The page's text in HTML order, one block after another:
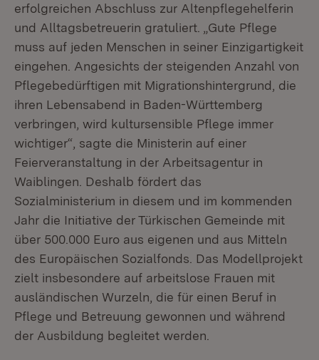
erfolgreichen Abschluss zur Altenpflegehelferin
und Alltagsbetreuerin gratuliert. „Gute Pflege
muss auf jeden Menschen in seiner Einzigartigkeit
eingehen. Angesichts der steigenden Anzahl von
Pflegebedürftigen mit Migrationshintergrund, die
ihren Lebensabend in Baden-Württemberg
verbringen, wird kultursensible Pflege immer
wichtiger“, sagte die Ministerin auf einer
Feierveranstaltung in der Arbeitsagentur in
Waiblingen. Deshalb fördert das
Sozialministerium in diesem und im kommenden
Jahr die Initiative der Türkischen Gemeinde mit
über 500.000 Euro aus eigenen und aus Mitteln
des Europäischen Sozialfonds. Das Modellprojekt
zielt insbesondere auf arbeitslose Frauen mit
ausländischen Wurzeln, die für einen Beruf in
Pflege und Betreuung gewonnen und während
der Ausbildung begleitet werden.